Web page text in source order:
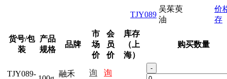
TJY089
吴茱萸
油
价
存
货号/包
装
产品
规格
品牌
市
场
价
会
员
价
库存
（上
海）
购买数量
TJY089-
融禾
询
询
-